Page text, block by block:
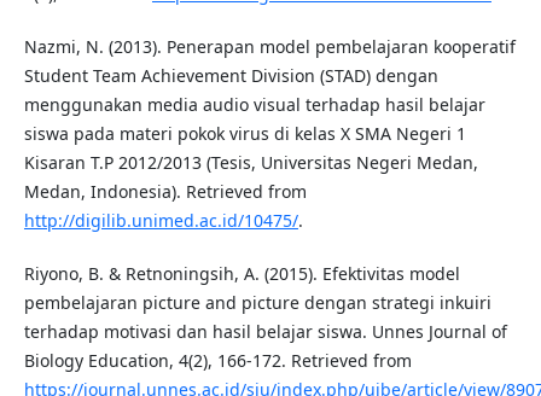
Nazmi, N. (2013). Penerapan model pembelajaran kooperatif
Student Team Achievement Division (STAD) dengan
menggunakan media audio visual terhadap hasil belajar
siswa pada materi pokok virus di kelas X SMA Negeri 1
Kisaran T.P 2012/2013 (Tesis, Universitas Negeri Medan,
Medan, Indonesia). Retrieved from
http://digilib.unimed.ac.id/10475/.
Riyono, B. & Retnoningsih, A. (2015). Efektivitas model
pembelajaran picture and picture dengan strategi inkuiri
terhadap motivasi dan hasil belajar siswa. Unnes Journal of
Biology Education, 4(2), 166-172. Retrieved from
https://journal.unnes.ac.id/sju/index.php/ujbe/article/view/